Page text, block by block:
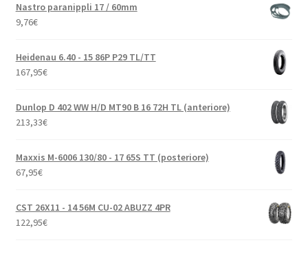
Nastro paranippli 17 / 60mm
9,76€
Heidenau 6.40 - 15 86P P29 TL/TT
167,95€
Dunlop D 402 WW H/D MT90 B 16 72H TL (anteriore)
213,33€
Maxxis M-6006 130/80 - 17 65S TT (posteriore)
67,95€
CST 26X11 - 14 56M CU-02 ABUZZ 4PR
122,95€